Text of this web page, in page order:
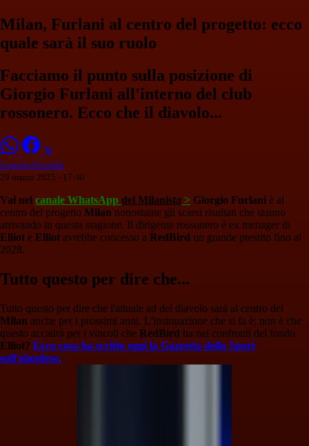
Milan, Furlani al centro del progetto: ecco
quale sarà il suo ruolo
Facciamo il punto sulla posizione di
Giorgio Furlani all'interno del club
rossonero. Ecco che il diavolo...
Lorenzo Focolari
29 marzo 2025 - 17:40
Vai nel canale WhatsApp del Milanista > Giorgio Furlani è al
centro del progetto Milan nonostante gli scarsi risultati che stanno
arrivando in questa stagione. Il dirigente rossonero è ex menager di
Elliot e Elliot avrebbe concesso a RedBird un grande prestito fino al
2028.
Tutto questo per dire che...
Tutto questo per dire che l'attuale ad del diavolo sarà al centro del
Milan anche per i prossimi anni. L'insinuazione che si fa è: non è che
questo accadrà per i vincoli che RedBird ha nei confronti del fondo
Elliot? Ecco cosa ha scritto oggi la Gazzetta dello Sport
sull'olandese.